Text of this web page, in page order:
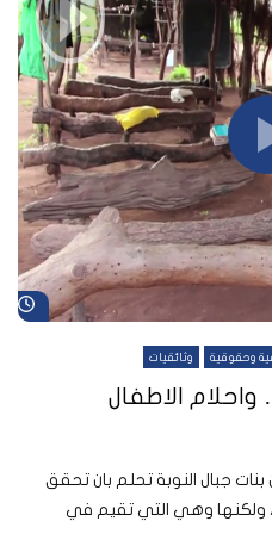
وحقوقية وثائقيات
الاطفال
جبال النوبة تحلم بان تحقق
، ولكنها وهي التي تقيم في